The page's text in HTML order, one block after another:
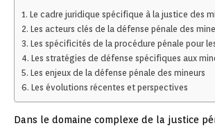
Le cadre juridique spécifique à la justice des
Les acteurs clés de la défense pénale des
Les spécificités de la procédure pénale pour
Les stratégies de défense spécifiques aux
Les enjeux de la défense pénale des mineurs
Les évolutions récentes et perspectives
Dans le domaine complexe de la justice